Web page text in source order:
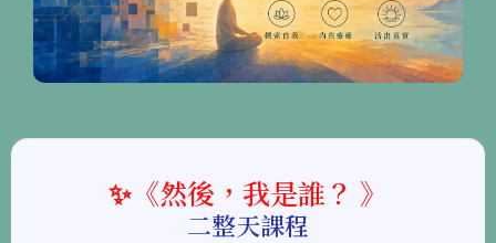
✨《然後，我是誰？ 》
二整天課程